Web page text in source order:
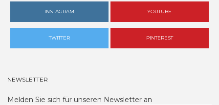
INSTAGRAM YOUTUBE
TWITTER PINTEREST
NEWSLETTER
Melden Sie sich für unseren Newsletter an